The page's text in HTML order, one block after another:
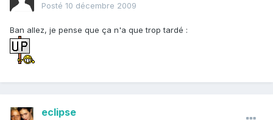
Posté 10 décembre 2009
Ban allez, je pense que ça n'a que trop tardé :
eclipse